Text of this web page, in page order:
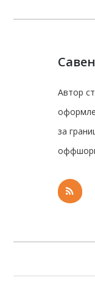
Автор
за